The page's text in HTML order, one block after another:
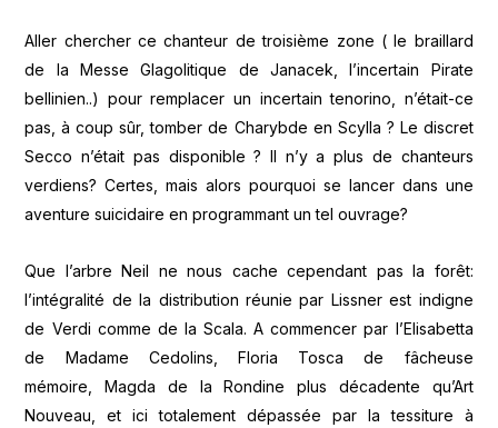
Aller chercher ce chanteur de troisième zone ( le braillard
de la Messe Glagolitique de Janacek, l’incertain Pirate
bellinien..) pour remplacer un incertain tenorino, n’était-ce
pas, à coup sûr, tomber de Charybde en Scylla ? Le discret
Secco n’était pas disponible ? Il n’y a plus de chanteurs
verdiens? Certes, mais alors pourquoi se lancer dans une
aventure suicidaire en programmant un tel ouvrage?
Que l’arbre Neil ne nous cache cependant pas la forêt:
l’intégralité de la distribution réunie par Lissner est indigne
de Verdi comme de la Scala. A commencer par l’Elisabetta
de Madame Cedolins, Floria Tosca de fâcheuse
mémoire, Magda de la Rondine plus décadente qu’Art
Nouveau, et ici totalement dépassée par la tessiture à